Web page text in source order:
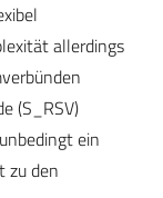
allerdings
(S_RSV)
ein
zu den